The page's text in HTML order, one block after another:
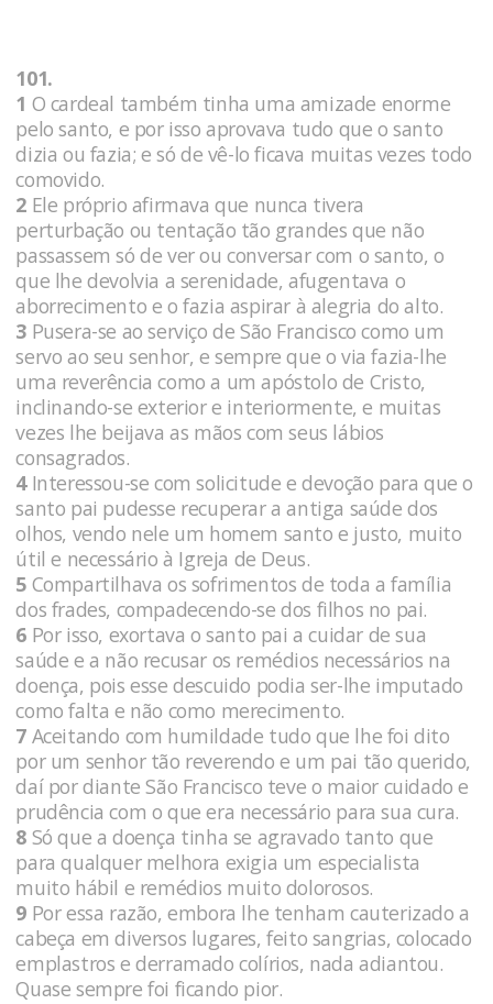
101.
1 O cardeal também tinha uma amizade enorme
pelo santo, e por isso aprovava tudo que o santo
dizia ou fazia; e só de vê-lo ficava muitas vezes todo
comovido.
2 Ele próprio afirmava que nunca tivera
perturbação ou tentação tão grandes que não
passassem só de ver ou conversar com o santo, o
que lhe devolvia a serenidade, afugentava o
aborrecimento e o fazia aspirar à alegria do alto.
3 Pusera-se ao serviço de São Francisco como um
servo ao seu senhor, e sempre que o via fazia-lhe
uma reverência como a um apóstolo de Cristo,
inclinando-se exterior e interiormente, e muitas
vezes lhe beijava as mãos com seus lábios
consagrados.
4Interessou-se com solicitude e devoção para que o
santo pai pudesse recuperar a antiga saúde dos
olhos, vendo nele um homem santo e justo, muito
útil e necessário à Igreja de Deus.
5 Compartilhava os sofrimentos de toda a família
dos frades, compadecendo-se dos filhos no pai.
6 Por isso, exortava o santo pai a cuidar de sua
saúde e a não recusar os remédios necessários na
doença, pois esse descuido podia ser-lhe imputado
como falta e não como merecimento.
7 Aceitando com humildade tudo que lhe foi dito
por um senhor tão reverendo e um pai tão querido,
daí por diante São Francisco teve o maior cuidado e
prudência com o que era necessário para sua cura.
8 Só que a doença tinha se agravado tanto que
para qualquer melhora exigia um especialista
muito hábil e remédios muito dolorosos.
9 Por essa razão, embora lhe tenham cauterizado a
cabeça em diversos lugares, feito sangrias, colocado
emplastros e derramado colírios, nada adiantou.
Quase sempre foi ficando pior.